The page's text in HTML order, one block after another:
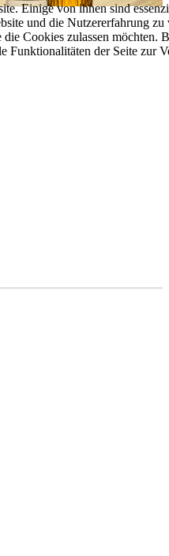
Einige von ihnen sind
und die Nutzererfahrung
Cookies zulassen möchten.
Funktionalitäten der Seite zur